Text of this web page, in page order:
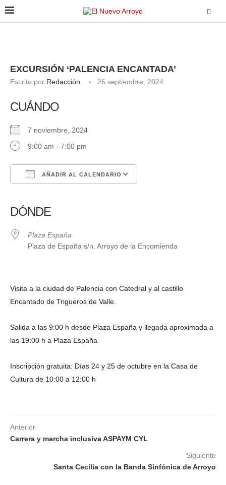
EXCURSIÓN ‘PALENCIA ENCANTADA’
Escrito por Redacción 26 septiembre, 2024
CUÁNDO
7 noviembre, 2024
9:00 am - 7:00 pm
AÑADIR AL CALENDARIO
DÓNDE
Plaza España
Plaza de España s/n, Arroyo de la Encomienda
Visita a la ciudad de Palencia con Catedral y al castillo
Encantado de Trigueros de Valle.
Salida a las 9:00 h desde Plaza España y llegada aproximada a
las 19:00 h a Plaza España
Inscripción gratuita: Días 24 y 25 de octubre en la Casa de
Cultura de 10:00 a 12:00 h
Anterior
Carrera y marcha inclusiva ASPAYM CYL
Siguiente
Santa Cecilia con la Banda Sinfónica de Arroyo